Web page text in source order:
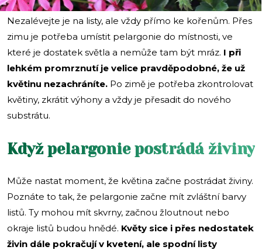
Nezalévejte je na listy, ale vždy přímo ke kořenům. Přes
zimu je potřeba umístit pelargonie do místnosti, ve
které je dostatek světla a nemůže tam být mráz. I při
lehkém promrznutí je velice pravděpodobné, že už
květinu nezachráníte. Po zimě je potřeba zkontrolovat
květiny, zkrátit výhony a vždy je přesadit do nového
substrátu.
Když pelargonie postrádá živiny
Může nastat moment, že květina začne postrádat živiny.
Poznáte to tak, že pelargonie začne mít zvláštní barvy
listů. Ty mohou mít skvrny, začnou žloutnout nebo
okraje listů budou hnědé. Květy sice i přes nedostatek
živin dále pokračují v kvetení, ale spodní listy